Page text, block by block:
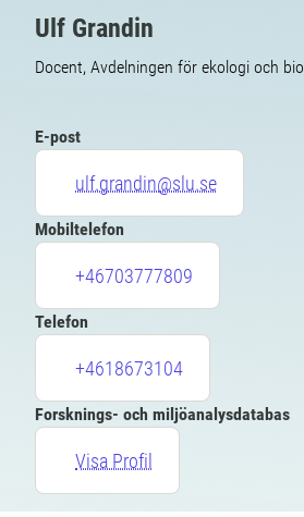
Ulf Grandin
Docent, Avdelningen för ekologi och
E-post
ulf.grandin@slu.se
Mobiltelefon
+46703777809
Telefon
+4618673104
Forsknings- och miljöanalysdatabas
Visa Profil